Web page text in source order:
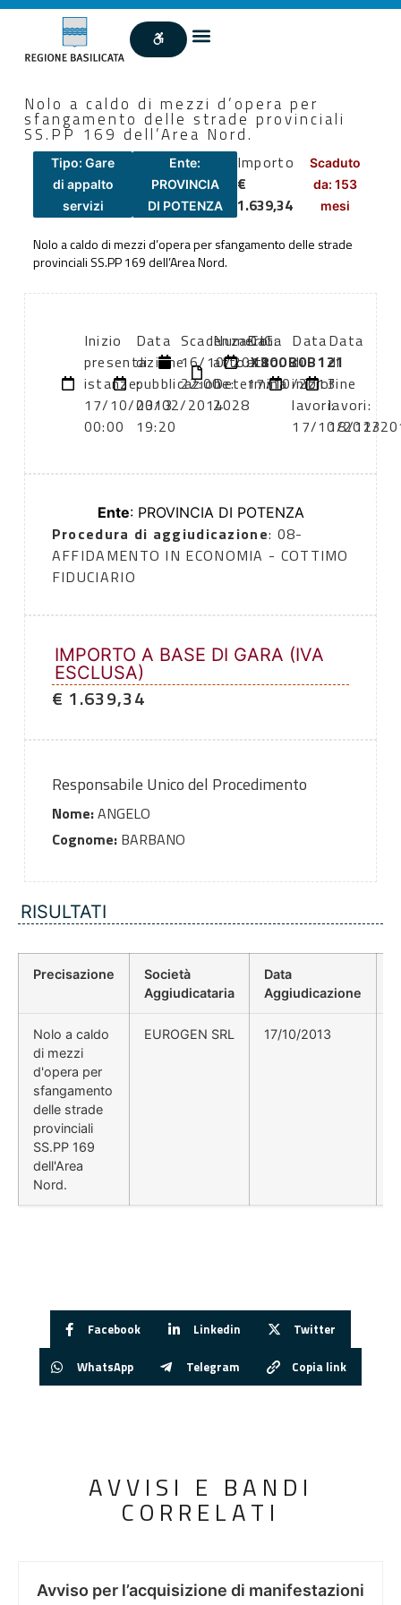
Nolo a caldo di mezzi d’opera per
sfangamento delle strade provinciali
SS.PP 169 dell’Area Nord.
Tipo: Gare
di appalto
servizi
Ente:
PROVINCIA
DI POTENZA
Importo
€
1.639,34
Scaduto
da: 153
mesi
Nolo a caldo di mezzi d’opera per sfangamento delle strade
provinciali SS.PP 169 dell’Area Nord.
Inizio
presentazione
istanze:
17/10/2013
00:00
Data
di
pubblicazione:
03/02/2014
19:20
Scadenza:
16/10/2013
22:00
Numero
atto:
Determina
2028
Data
atto:
17/10/2013
CIG:
X800B0B121
Data
di
inizio
lavori:
17/10/2013
Data
di
fine
lavori:
18/12/
Ente: PROVINCIA DI POTENZA
Procedura di aggiudicazione: 08-
AFFIDAMENTO IN ECONOMIA - COTTIMO
FIDUCIARIO
IMPORTO A BASE DI GARA (IVA
ESCLUSA)
€ 1.639,34
Responsabile Unico del Procedimento
Nome:ANGELO
Cognome:BARBANO
RISULTATI
Precisazione
Società
Aggiudicataria
Data
Aggiudicazione
Nolo a caldo
di mezzi
d'opera per
sfangamento
delle strade
provinciali
SS.PP 169
dell'Area
Nord.
EUROGEN SRL 17/10/2013
Facebook Linkedin Twitter
WhatsApp Telegram Copia link
AVVISI E BANDI
CORRELATI
Avviso per l’acquisizione di manifestazioni